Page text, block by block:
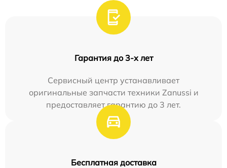
Гарантия до 3-х лет
Сервисный центр устанавливает
оригинальные запчасти техники Zanussi и
предоставляет гарантию до 3 лет.
Бесплатная доставка